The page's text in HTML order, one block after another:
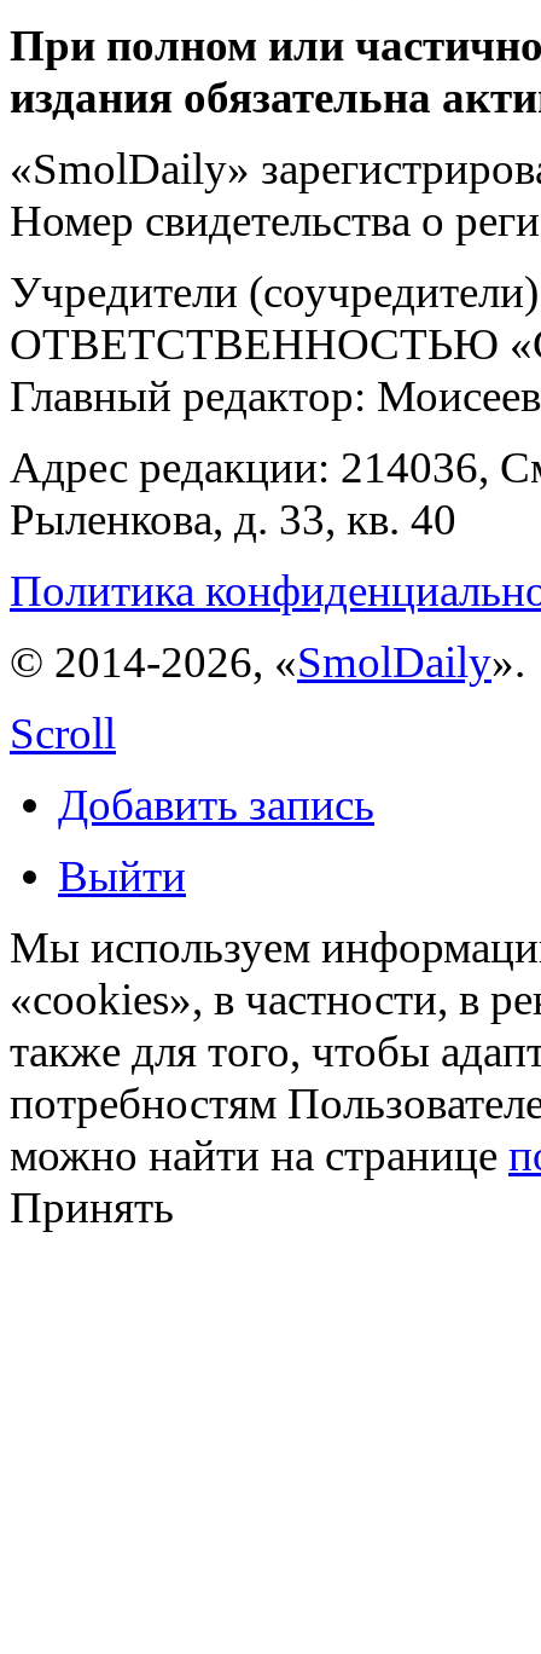
При полном или
издания обязательна
«SmolDaily»
Номер свидетельства о
Учредители
ОТВЕТСТВЕННОСТЬЮ
Главный редактор:
Адрес редакции: 214036,
Рыленкова, д. 33, кв. 40
Политика
© 2014-2026, «SmolDaily».
Scroll
Добавить запись
Выйти
Мы используем
«cookies», в частности, в
также для того, чтобы
потребностям
можно найти на странице
Принять